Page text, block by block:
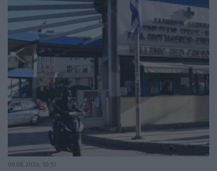
09.08.2026, 10:51